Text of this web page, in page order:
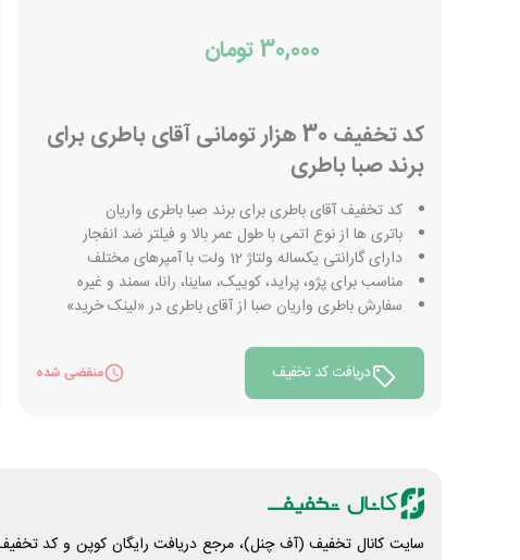
30,000 تومان
کد تخفیف 30 هزار تومانی آقای باطری برای
برند صبا باطری
کد تخفیف آقای باطری برای برند صبا باطری واریان
باتری ها از نوع اتمی با طول عمر بالا و فیلتر ضد انفجار
دارای گارانتی یکساله ولتاژ 12 ولت با آمپرهای مختلف
مناسب برای پژو، پراید، کوییک، ساینا، رانا، سمند و غیره
سفارش باطری واریان صبا از آقای باطری در «لینک خرید»
دریافت کد تخفیف منقضی شده
سایت کانال تخفیف (آف چنل)، مرجع دریافت رایگان کوپن و کد